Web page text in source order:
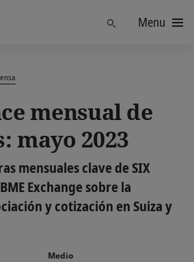
Menu
mensual de
mayo 2023
mensuales clave de SIX
Exchange sobre la
y cotización en Suiza y
Medio